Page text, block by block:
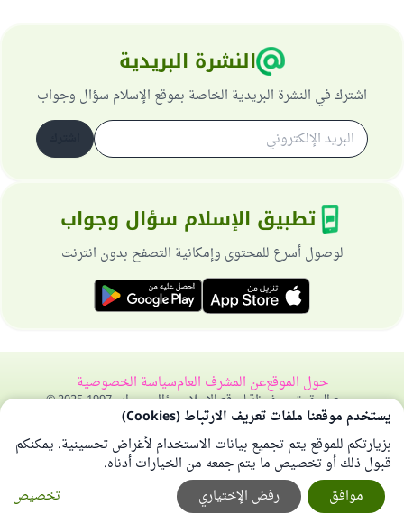
النشرة البريدية
اشترك في النشرة البريدية الخاصة بموقع الإسلام سؤال وجواب
تطبيق الإسلام سؤال وجواب
لوصول أسرع للمحتوى وإمكانية التصفح بدون انترنت
حول الموقععن المشرف العامسياسة الخصوصية
جميع الحقوق محفوظة لموقع الإسلام سؤال وجواب 1997-2025 ©
يستخدم موقعنا ملفات تعريف الارتباط (Cookies)
بزيارتكم للموقع يتم تجميع بيانات الاستخدام لأغراض تحسينية. يمكنكم
قبول ذلك أو تخصيص ما يتم جمعه من الخيارات أدناه.
تخصيص
رفض الإختياري موافق